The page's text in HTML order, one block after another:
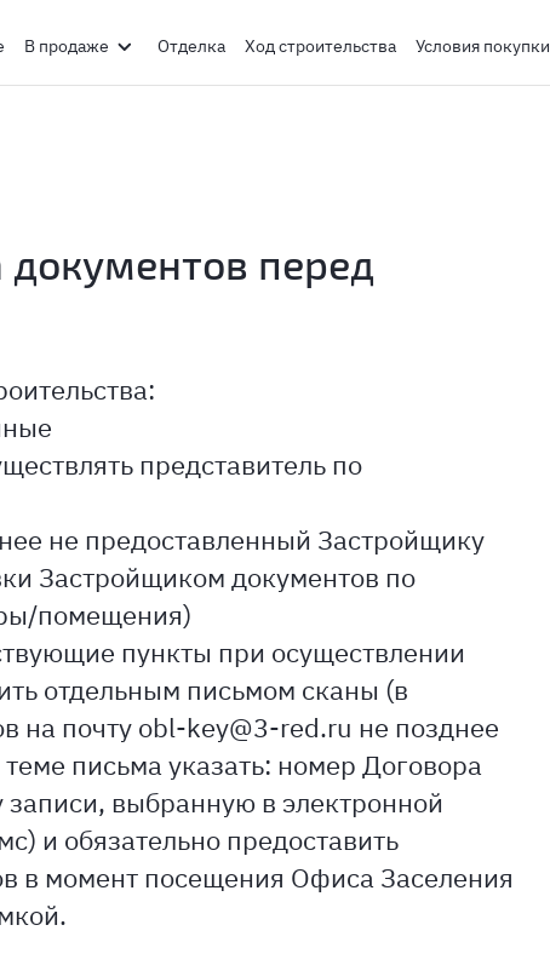
В продаже Отделка Ход строительства Условия покупки
перед
представитель по
не предоставленный Застройщику
Застройщиком документов по
помещения)
пункты при осуществлении
отдельным письмом сканы (в
на почту obl-key@3-red.ru не позднее
письма указать: номер Договора
выбранную в электронной
и обязательно предоставить
в момент посещения Офиса Заселения